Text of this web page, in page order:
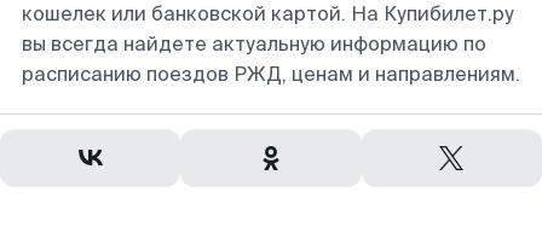
кошелек или банковской картой. На Купибилет.ру
вы всегда найдете актуальную информацию по
расписанию поездов РЖД, ценам и направлениям.